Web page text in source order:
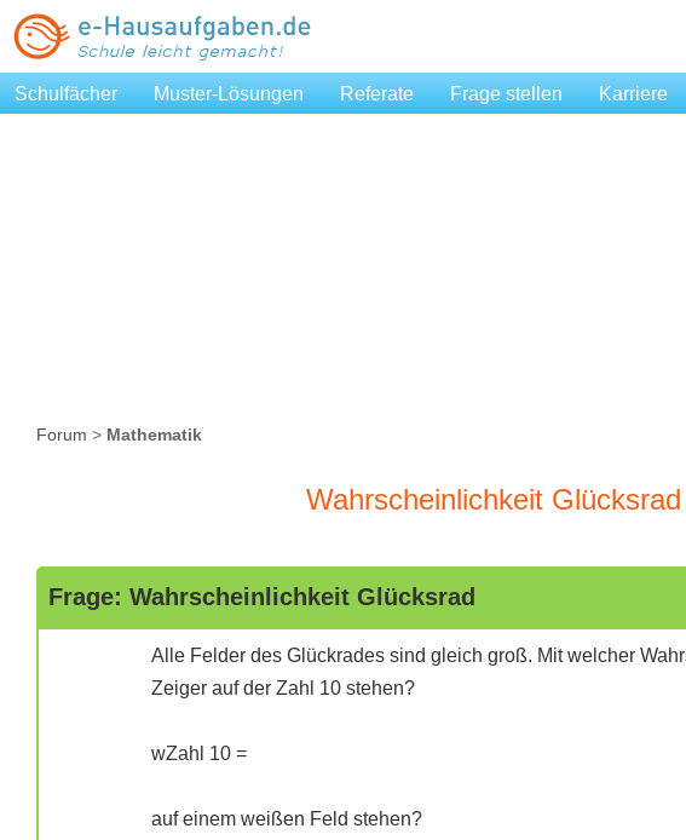
Schulfächer Muster-Lösungen Referate Frage stellen Karriere
Forum > Mathematik
Wahrscheinlichkeit Glücksrad
Frage: Wahrscheinlichkeit Glücksrad
Alle Felder des Glückrades sind gleich groß. Mit welcher
Zeiger auf der Zahl 10 stehen?
wZahl 10 =
auf einem weißen Feld stehen?